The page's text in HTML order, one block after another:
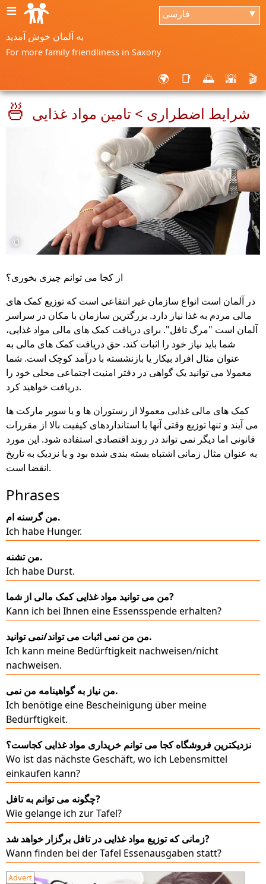
≡ فارسی ▼
به آلمان خوش آمدید
For more family friendliness in Saxony
🌍 📑 🌅 🌇 🎬
🍜 شرایط اضطراری > تامین مواد غذایی
©
از کجا می توانم چیزی بخوری؟
در آلمان است انواع سازمان غیر انتفاعی است که توزیع کمک های
مالی مردم به غذا نیاز دارد. بزرگترین سازمان با مکان در سراسر
آلمان است "مرگ تافل". برای دریافت کمک های مالی مواد غذایی،
شما باید نیاز خود را اثبات کند. حق دریافت کمک های مالی به
عنوان مثال افراد بیکار یا بازنشسته با درآمد کوچک است. شما
معمولا می توانید یک گواهی در دفتر امنیت اجتماعی محلی خود را
دریافت خواهید کرد.
کمک های مالی غذایی معمولا از رستوران ها و یا سوپر مارکت ها
می آیند و تنها توزیع وقتی آنها با استانداردهای کیفیت بالا از مقررات
قانونی اما دیگر نمی تواند در روند اقتصادی استفاده شود. این مورد
به عنوان مثال زمانی اشتباه بسته بندی شده بود و یا نزدیک به تاریخ
انقضا است.
Phrases
من گرسنه ام.
Ich habe Hunger.
من تشنه.
Ich habe Durst.
من می توانید مواد غذایی کمک مالی از شما?
Kann ich bei Ihnen eine Essensspende erhalten?
من من نمی اثبات می تواند/نمی توانید.
Ich kann meine Bedürftigkeit nachweisen/nicht
nachweisen.
من نیاز به گواهینامه من نمی.
Ich benötige eine Bescheinigung über meine
Bedürftigkeit.
نزدیکترین فروشگاه کجا می توانم خریداری مواد غذایی کجاست؟
Wo ist das nächste Geschäft, wo ich Lebensmittel
einkaufen kann?
چگونه می توانم به تافل?
Wie gelange ich zur Tafel?
زمانی که توزیع مواد غذایی در تافل برگزار خواهد شد?
Wann finden bei der Tafel Essenausgaben statt?
Advert